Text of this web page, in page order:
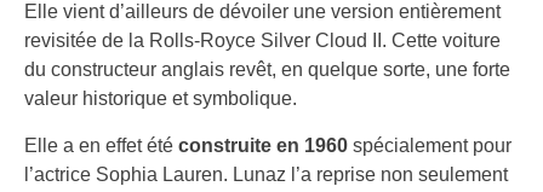
Elle vient d’ailleurs de dévoiler une version entièrement
revisitée de la Rolls-Royce Silver Cloud II. Cette voiture
du constructeur anglais revêt, en quelque sorte, une forte
valeur historique et symbolique.
Elle a en effet été construite en 1960 spécialement pour
l’actrice Sophia Lauren. Lunaz l’a reprise non seulement